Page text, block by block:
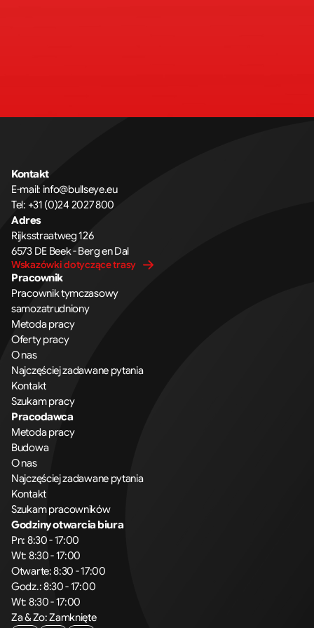
Kontakt
E-mail: info@bullseye.eu
Tel: +31 (0)24 2027 800
Adres
Rijksstraatweg 126
6573 DE Beek - Berg en Dal
Wskazówki dotyczące trasy
Pracownik
Pracownik tymczasowy
samozatrudniony
Metoda pracy
Oferty pracy
O nas
Najczęściej zadawane pytania
Kontakt
Szukam pracy
Pracodawca
Metoda pracy
Budowa
O nas
Najczęściej zadawane pytania
Kontakt
Szukam pracowników
Godziny otwarcia biura
Pn: 8:30 - 17:00
Wt: 8:30 - 17:00
Otwarte: 8:30 - 17:00
Godz.: 8:30 - 17:00
Wt: 8:30 - 17:00
Za & Zo: Zamknięte